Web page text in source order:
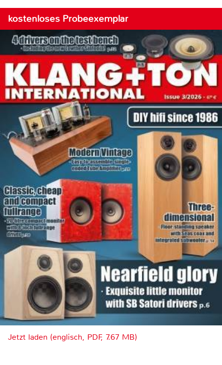
kostenloses Probeexemplar
Jetzt laden (englisch, PDF, 7.67 MB)